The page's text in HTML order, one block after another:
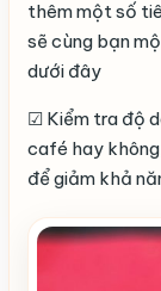
thêm một số
sẽ cùng bạn
dưới đây
☑ Kiểm tra độ
café hay
để giảm khả